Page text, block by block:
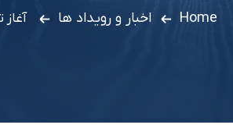
Home اخبار و رویداد ها